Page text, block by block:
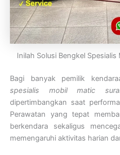
Inilah Solusi Bengkel
Bagi banyak pemilik
spesialis mobil matic
dipertimbangkan saat
Perawatan yang tepat
berkendara sekaligus
memengaruhi aktivitas harian